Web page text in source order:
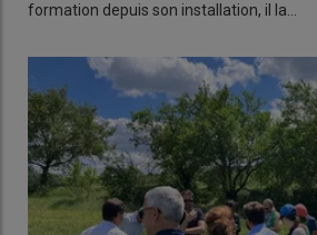
formation depuis son installation, il la…